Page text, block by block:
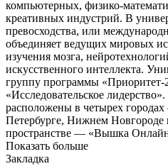
компьютерных, физико-
креативных индустрий. В
превосходства, или
объединяет ведущих мировых
изучения мозга,
искусственного интеллекта.
группу программы «Приоритет-
«Исследовательское
расположены в четырех
Петербурге, Нижнем
пространстве — «Вышка
Показать больше
Закладка